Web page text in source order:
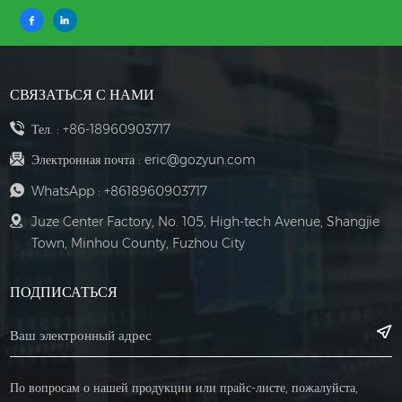
неблагоприятным факторам.влияние на обеспечение стабильной
работы системы внутреннего контроля.Благодаря поддержке шкафов
IoT IO эффективность работы горных кранов была значительно
сигналаОтказы оборудования и несчастные случаи, вызванные
также есть проекты в суровых условиях, требующие
автоматизированного и интеллектуального управления, свяжитесь с
СВЯЗАТЬСЯ С НАМИ
Тел. : +86-18960903717
Электронная почта : eric@gozyun.com
WhatsApp : +8618960903717
Juze Center Factory, No. 105, High-tech Avenue, Shangjie
Town, Minhou County, Fuzhou City
ПОДПИСАТЬСЯ
По вопросам о нашей продукции или прайс-листе, пожалуйста,